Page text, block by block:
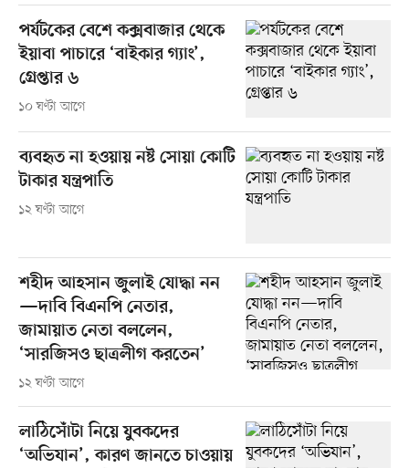
পর্যটকের বেশে কক্সবাজার থেকে
ইয়াবা পাচারে ‘বাইকার গ্যাং’,
গ্রেপ্তার ৬
১০ ঘণ্টা আগে
ব্যবহৃত না হওয়ায় নষ্ট সোয়া কোটি
টাকার যন্ত্রপাতি
১২ ঘণ্টা আগে
শহীদ আহসান জুলাই যোদ্ধা নন
—দাবি বিএনপি নেতার,
জামায়াত নেতা বললেন,
‘সারজিসও ছাত্রলীগ করতেন’
১২ ঘণ্টা আগে
লাঠিসোঁটা নিয়ে যুবকদের
‘অভিযান’, কারণ জানতে চাওয়ায়